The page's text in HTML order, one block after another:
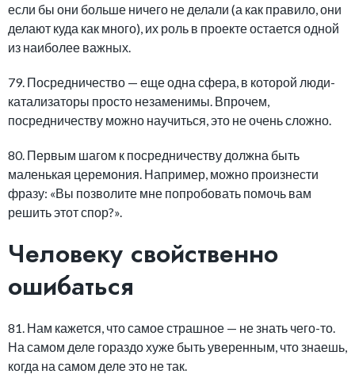
если бы они больше ничего не делали (а как правило, они
делают куда как много), их роль в проекте остается одной
из наиболее важных.
79. Посредничество — еще одна сфера, в которой люди-
катализаторы просто незаменимы. Впрочем,
посредничеству можно научиться, это не очень сложно.
80. Первым шагом к посредничеству должна быть
маленькая церемония. Например, можно произнести
фразу: «Вы позволите мне попробовать помочь вам
решить этот спор?».
Человеку свойственно
ошибаться
81. Нам кажется, что самое страшное — не знать чего-то.
На самом деле гораздо хуже быть уверенным, что знаешь,
когда на самом деле это не так.